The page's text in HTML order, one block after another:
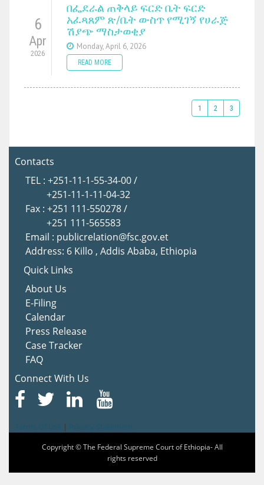
6
Apr
2026
በፌደራል ጠቅላይ ፍርድ ቤት ፍርድ
አፈጻጸም ጽ/ቤት ውስጥ የሚገኝ የሀራጅ
ሽያጭ ማስታወቂያ
Monday, April 6, 2026
READ MORE
1 2 3
Contacts
TEL : +251-11-1-55-34-00 /
+251-11-1-11-04-32
Fax : +251 111-550278 /
+251 111-565583
Email : publicrelation@fsc.gov.et
Address: 6 Killo , Addis Ababa, Ethiopia
Quick Links
About Us
E-Filing
Calendar
Press Release
Case Tracker
FAQ
Connect With Us
|
Copyright © The Federal Supreme Court of Ethiopia- All
rights reserved